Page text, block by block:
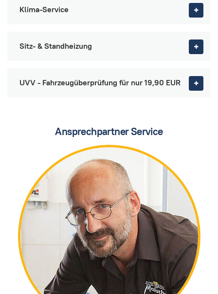
Klima-Service
Sitz- & Standheizung
UVV - Fahrzeugüberprüfung für nur 19,90 EUR
Ansprechpartner Service